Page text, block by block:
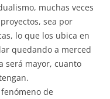
muchas veces
sea por
lo que los ubica en
quedando a merced
será mayor, cuanto
de